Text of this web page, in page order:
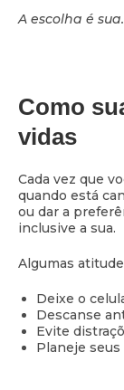
A escolha é
Como
vidas
Cada vez que
quando está
ou dar a
inclusive a sua.
Algumas
Deixe o
Descanse
Evite
Planeje